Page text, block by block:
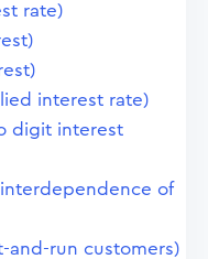
rate)
interest rate)
digit interest
of
and-run customers)